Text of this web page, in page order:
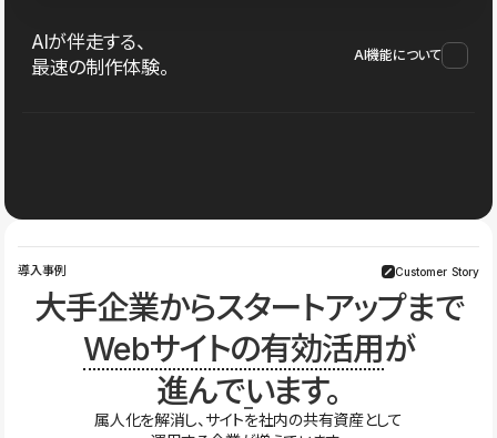
AIが伴走する、
最速の制作体験。
AI機能について
導入事例 Customer Story
大手企業からスタートアップまで
Webサイトの有効活用が
進んでいます。
属人化を解消し、サイトを社内の共有資産として